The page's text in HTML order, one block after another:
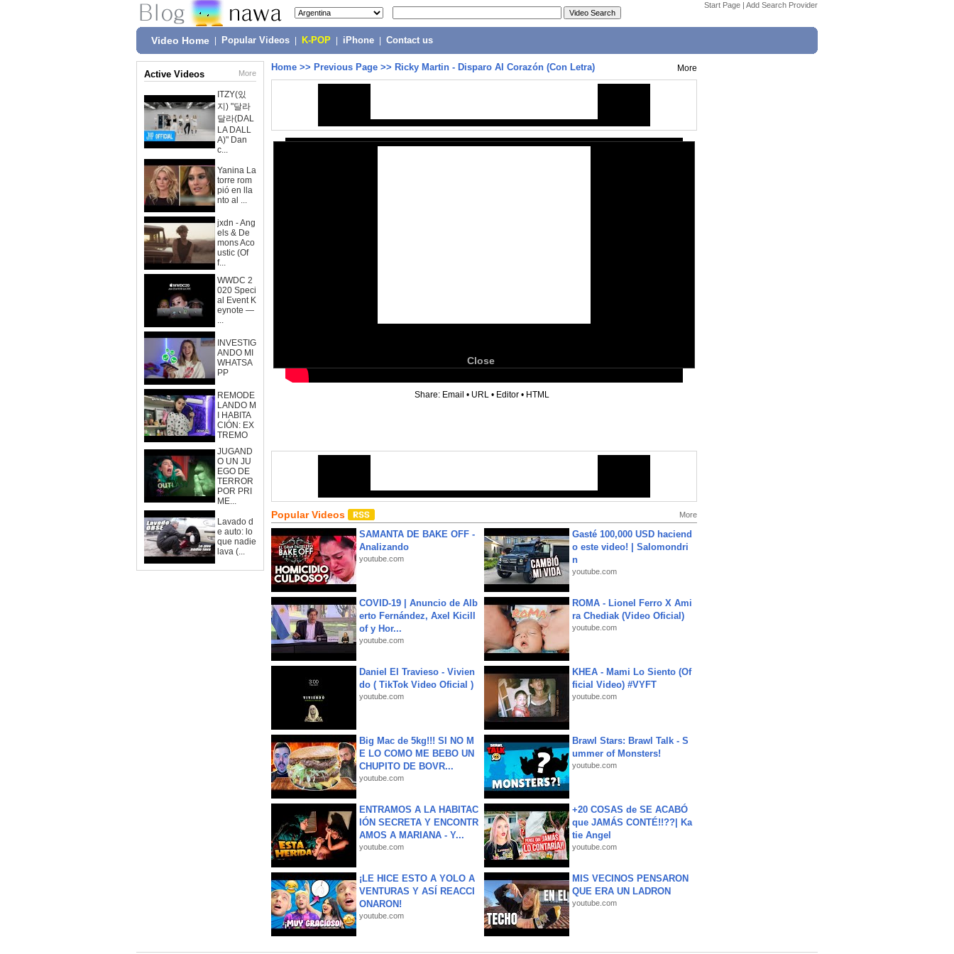
Start Page | Add Search Provider
Video Home Popular Videos K-POP iPhone Contact us
Active Videos More
ITZY(있
지) "달라
달라(DAL
LA DALL
A)" Dan
c...
Yanina La
torre rom
pió en lla
nto al ...
jxdn - Ang
els & De
mons Aco
ustic (Of
f...
WWDC 2
020 Speci
al Event K
eynote —
...
INVESTIG
ANDO MI
WHATSA
PP
REMODE
LANDO M
I HABITA
CIÓN: EX
TREMO
JUGAND
O UN JU
EGO DE
TERROR
POR PRI
ME...
Lavado d
e auto: lo
que nadie
lava (...
Home >> Previous Page >> Ricky Martin - Disparo Al Corazón (Con Letra) More
Close
Share: Email • URL • Editor • HTML
Popular Videos More
SAMANTA DE BAKE OFF -
Analizando
youtube.com
Gasté 100,000 USD haciend
o este video! | Salomondri
n
youtube.com
COVID-19 | Anuncio de Alb
erto Fernández, Axel Kicill
of y Hor...
youtube.com
ROMA - Lionel Ferro X Ami
ra Chediak (Video Oficial)
youtube.com
Daniel El Travieso - Vivien
do ( TikTok Video Oficial )
youtube.com
KHEA - Mami Lo Siento (Of
ficial Video) #VYFT
youtube.com
Big Mac de 5kg!!! SI NO M
E LO COMO ME BEBO UN
CHUPITO DE BOVR...
youtube.com
Brawl Stars: Brawl Talk - S
ummer of Monsters!
youtube.com
ENTRAMOS A LA HABITAC
IÓN SECRETA Y ENCONTR
AMOS A MARIANA - Y...
youtube.com
+20 COSAS de SE ACABÓ
que JAMÁS CONTÉ!!??| Ka
tie Angel
youtube.com
¡LE HICE ESTO A YOLO A
VENTURAS Y ASÍ REACCI
ONARON!
youtube.com
MIS VECINOS PENSARON
QUE ERA UN LADRON
youtube.com